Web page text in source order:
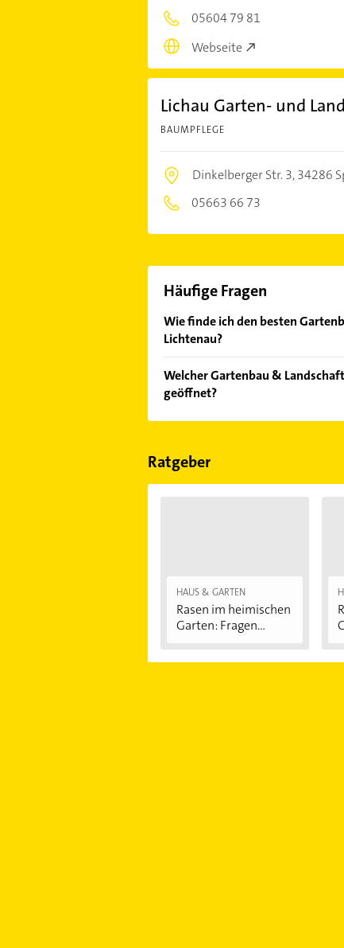
05604 79 81
Webseite
Lichau Garten- und
BAUMPFLEGE
Dinkelberger Str. 3,34286
05663 66 73
Häufige Fragen
Wie finde ich den besten
Lichtenau?
von den Empfehlungen. Die
Bewertungen
Welcher Gartenbau &
geöffnet?
Im Anbieter-Bereich finden Sie
Ratgeber
HAUS & GARTEN
Rasen im heimischen
Garten: Fragen...